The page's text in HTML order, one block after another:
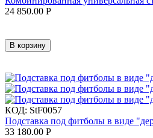
24 850.00 Р
В корзину
КОД: StF0057
Подставка под фитболы в виде
33 180.00 Р